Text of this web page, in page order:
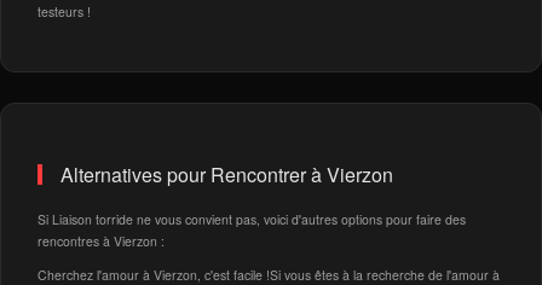
testeurs !
Alternatives pour Rencontrer à Vierzon
Si Liaison torride ne vous convient pas, voici d'autres options pour faire des
rencontres à Vierzon :
Cherchez l'amour à Vierzon, c'est facile !Si vous êtes à la recherche de l'amour à